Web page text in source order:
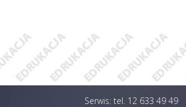
Serwis: tel. 12 633 49 49